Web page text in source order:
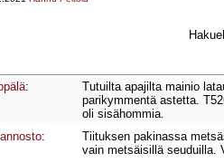
:
Tutuilta apajilta mainio
parikymmentä astetta.
oli sisähommia.
:
Tiituksen pakinassa
vain metsäisillä seuduilla.